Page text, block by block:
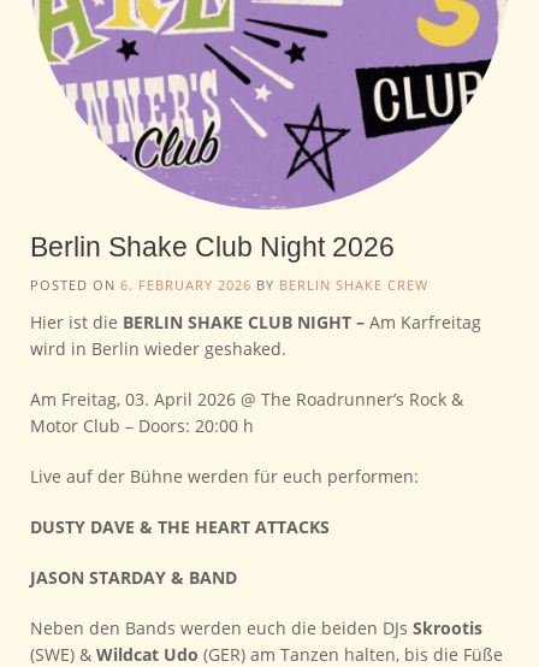
Berlin Shake Club Night 2026
POSTED ON 6. FEBRUARY 2026 BY BERLIN SHAKE CREW
Hier ist die BERLIN SHAKE CLUB NIGHT – Am Karfreitag
wird in Berlin wieder geshaked.
Am Freitag, 03. April 2026 @ The Roadrunner’s Rock &
Motor Club – Doors: 20:00 h
Live auf der Bühne werden für euch performen:
DUSTY DAVE & THE HEART ATTACKS
JASON STARDAY & BAND
Neben den Bands werden euch die beiden DJs Skrootis
(SWE) & Wildcat Udo (GER) am Tanzen halten, bis die Füße